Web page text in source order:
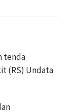
tenda
(RS) Undata